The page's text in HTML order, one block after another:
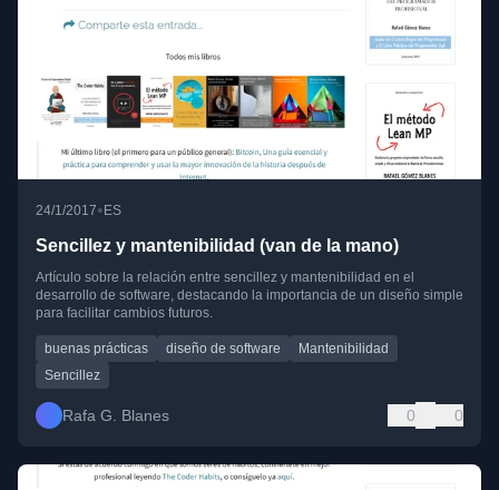
24/1/2017•ES
Sencillez y mantenibilidad (van de la mano)
Artículo sobre la relación entre sencillez y mantenibilidad en el
desarrollo de software, destacando la importancia de un diseño simple
para facilitar cambios futuros.
buenas prácticas diseño de software
Mantenibilidad
Sencillez
Rafa G. Blanes 0 0